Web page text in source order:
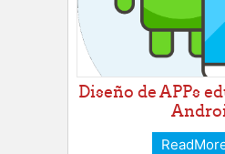
Diseño de APPs